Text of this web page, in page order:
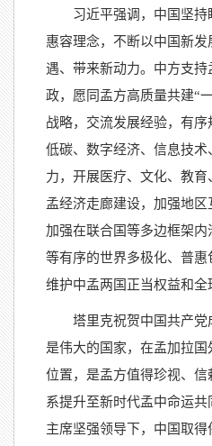
习近平强调，中国坚
惠容理念，不断以中国新
遇、带来新动力。中方支
政，愿同孟方高质量共建“
战略，交流发展经验，有
低碳、数字经济、信息技
力，开展医疗、文化、教
孟经济走廊建设，加强地
加强在联合国等多边框架
等有序的世界多极化、普
维护中孟两国正当权益和全
塔里克祝贺中国共产党
是伟大的国家，在孟加拉
位置，是孟方值得珍视、
系提升至新时代孟中命运
主席坚强领导下，中国取